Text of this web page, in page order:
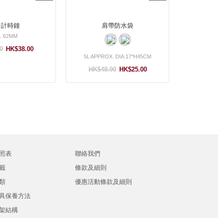
時鐘
62MM
HK$38.00
肩帶防水袋
5L APPROX. DIA.17*H45CM
HK$25.00
HK$48.00
表
保養方法
結構
聯絡我們
條款及細則
優惠活動條款及細則